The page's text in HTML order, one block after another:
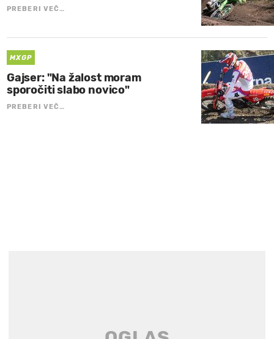
PREBERI VEČ…
MXGP
Gajser: "Na žalost moram
sporočiti slabo novico"
PREBERI VEČ…